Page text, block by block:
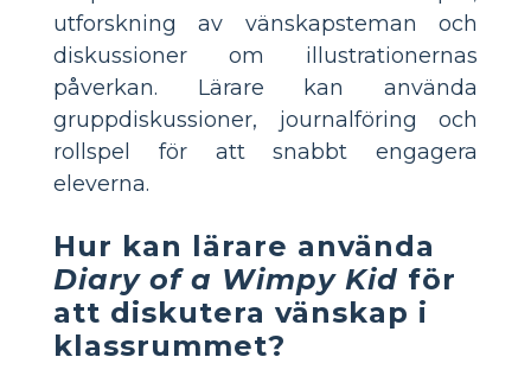
utforskning av vänskapsteman och
diskussioner om illustrationernas
påverkan. Lärare kan använda
gruppdiskussioner, journalföring och
rollspel för att snabbt engagera
eleverna.
Hur kan lärare använda
Diary of a Wimpy Kid för
att diskutera vänskap i
klassrummet?